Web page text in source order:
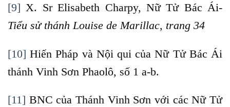
[9] X. Sr Elisabeth Charpy, Nữ Tử Bác Ái-
Tiểu sử thánh Louise de Marillac, trang 34
[10] Hiến Pháp và Nội qui của Nữ Tử Bác Ái
thánh Vinh Sơn Phaolô, số 1 a-b.
[11] BNC của Thánh Vinh Sơn với các Nữ Tử